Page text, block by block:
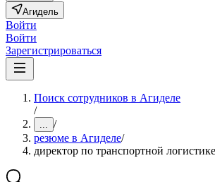
Агидель
Войти
Войти
Зарегистрироваться
Поиск сотрудников в Агиделе
/
... /
резюме в Агиделе/
директор по транспортной логистике